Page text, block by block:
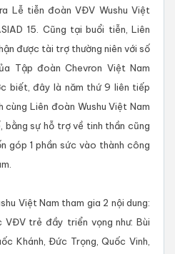
Lễ tiễn đoàn VĐV Wushu Việt
15. Cũng tại buổi tiễn, Liên
được tài trợ thường niên với số
Tập đoàn Chevron Việt Nam
biết, đây là năm thứ 9 liên tiếp
Liên đoàn Wushu Việt Nam
sự hỗ trợ về tinh thần cũng
góp 1 phần sức vào thành công
Việt Nam tham gia 2 nội dung:
VĐV trẻ đầy triển vọng như: Bùi
Khánh, Đức Trọng, Quốc Vinh,